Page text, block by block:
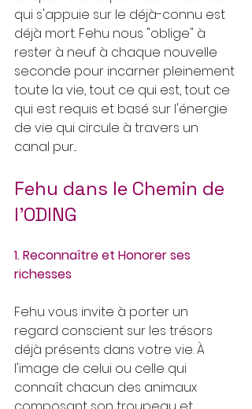
qui s'appuie sur le déjà-connu est
déjà mort. Fehu nous "oblige" à
rester à neuf à chaque nouvelle
seconde pour incarner pleinement
toute la vie, tout ce qui est, tout ce
qui est requis et basé sur l'énergie
de vie qui circule à travers un
canal pur...
Fehu dans le Chemin de
l'ODING
1. Reconnaître et Honorer ses
richesses
Fehu vous invite à porter un
regard conscient sur les trésors
déjà présents dans votre vie. À
l'image de celui ou celle qui
connaît chacun des animaux